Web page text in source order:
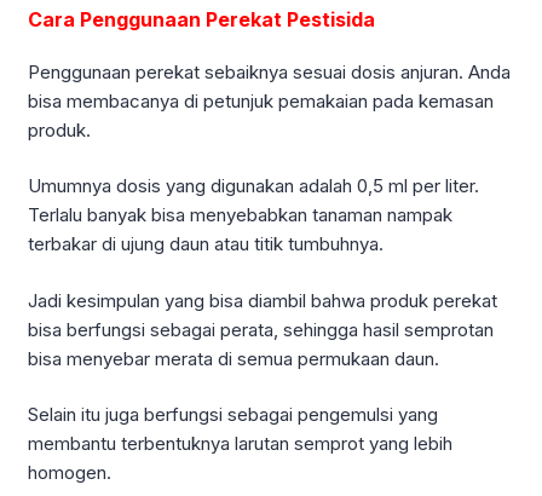
Cara Penggunaan Perekat Pestisida
Penggunaan perekat sebaiknya sesuai dosis anjuran. Anda
bisa membacanya di petunjuk pemakaian pada kemasan
produk.
Umumnya dosis yang digunakan adalah 0,5 ml per liter.
Terlalu banyak bisa menyebabkan tanaman nampak
terbakar di ujung daun atau titik tumbuhnya.
Jadi kesimpulan yang bisa diambil bahwa produk perekat
bisa berfungsi sebagai perata, sehingga hasil semprotan
bisa menyebar merata di semua permukaan daun.
Selain itu juga berfungsi sebagai pengemulsi yang
membantu terbentuknya larutan semprot yang lebih
homogen.